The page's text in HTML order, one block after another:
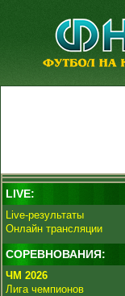
LIVE:
Live-результаты
Онлайн трансляции
СОРЕВНОВАНИЯ:
ЧМ 2026
Лига чемпионов